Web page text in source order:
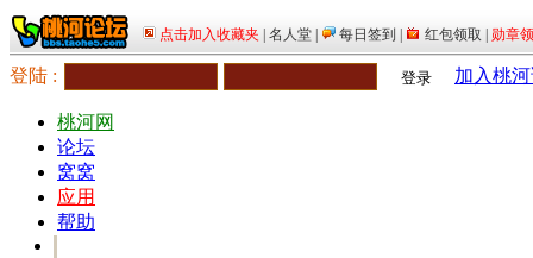
登陆 : 登录 加入桃
桃河网
论坛
窝窝
应用
帮助